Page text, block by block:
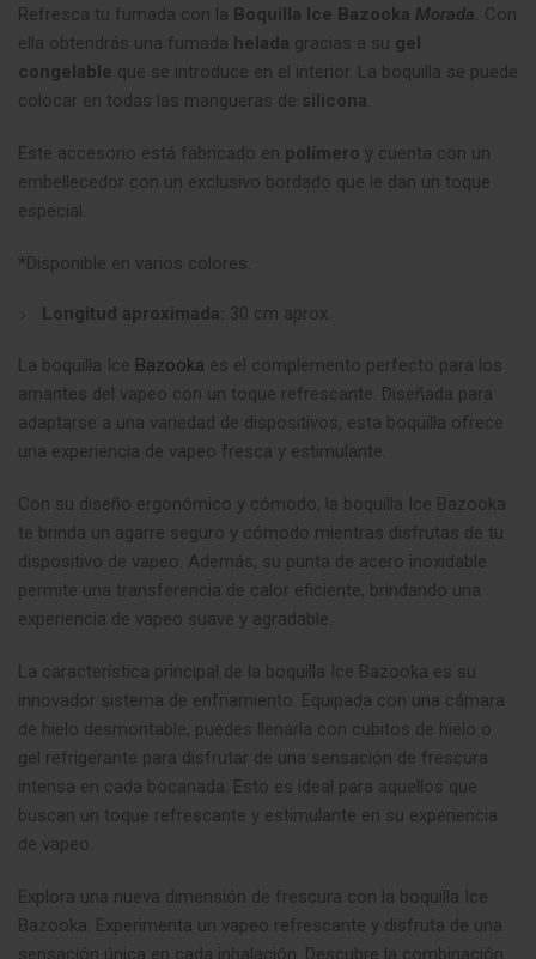
Refresca tu fumada con la Boquilla Ice Bazooka Morada. Con
ella obtendrás una fumada helada gracias a su gel
congelable que se introduce en el interior. La boquilla se puede
colocar en todas las mangueras de silicona.
Este accesorio está fabricado en polímero y cuenta con un
embellecedor con un exclusivo bordado que le dan un toque
especial.
*Disponible en varios colores.
Longitud aproximada: 30 cm aprox.
La boquilla Ice Bazooka es el complemento perfecto para los
amantes del vapeo con un toque refrescante. Diseñada para
adaptarse a una variedad de dispositivos, esta boquilla ofrece
una experiencia de vapeo fresca y estimulante.
Con su diseño ergonómico y cómodo, la boquilla Ice Bazooka
te brinda un agarre seguro y cómodo mientras disfrutas de tu
dispositivo de vapeo. Además, su punta de acero inoxidable
permite una transferencia de calor eficiente, brindando una
experiencia de vapeo suave y agradable.
La característica principal de la boquilla Ice Bazooka es su
innovador sistema de enfriamiento. Equipada con una cámara
de hielo desmontable, puedes llenarla con cubitos de hielo o
gel refrigerante para disfrutar de una sensación de frescura
intensa en cada bocanada. Esto es ideal para aquellos que
buscan un toque refrescante y estimulante en su experiencia
de vapeo.
Explora una nueva dimensión de frescura con la boquilla Ice
Bazooka. Experimenta un vapeo refrescante y disfruta de una
sensación única en cada inhalación. Descubre la combinación